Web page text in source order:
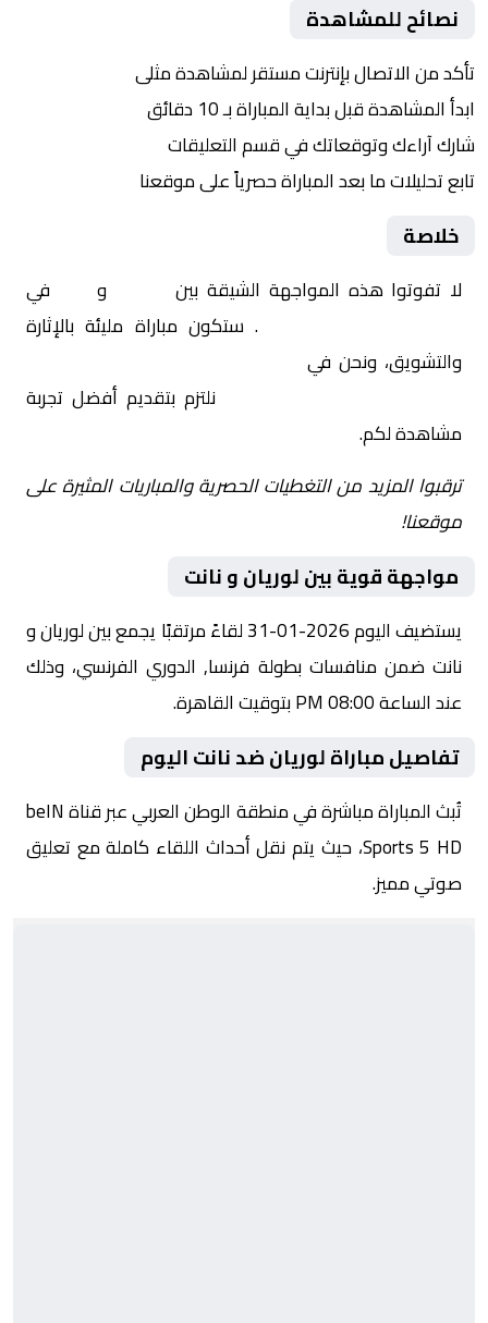
نصائح للمشاهدة
تأكد من الاتصال بإنترنت مستقر لمشاهدة مثلى
ابدأ المشاهدة قبل بداية المباراة بـ 10 دقائق
شارك آراءك وتوقعاتك في قسم التعليقات
تابع تحليلات ما بعد المباراة حصرياً على موقعنا
خلاصة
لا تفوتوا هذه المواجهة الشيقة بين و
في
. ستكون مباراة مليئة بالإثارة
والتشويق، ونحن في
نلتزم بتقديم أفضل تجربة
مشاهدة لكم.
ترقبوا المزيد من التغطيات الحصرية والمباريات المثيرة على
موقعنا!
مواجهة قوية بين لوريان و نانت
يستضيف اليوم 2026-01-31 لقاءً مرتقبًا يجمع بين لوريان و
نانت ضمن منافسات بطولة فرنسا, الدوري الفرنسي، وذلك
عند الساعة 08:00 PM بتوقيت القاهرة.
تفاصيل مباراة لوريان ضد نانت اليوم
تُبث المباراة مباشرة في منطقة الوطن العربي عبر قناة beIN
Sports 5 HD، حيث يتم نقل أحداث اللقاء كاملة مع تعليق
صوتي مميز.